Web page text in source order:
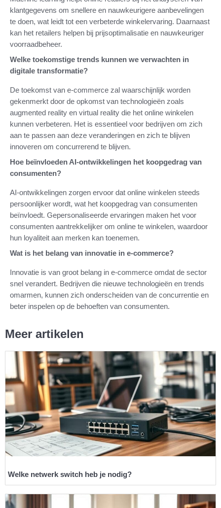
klantgegevens om snellere en nauwkeurigere aanbevelingen
te doen, wat leidt tot een verbeterde winkelervaring. Daarnaast
kan het retailers helpen bij prijsoptimalisatie en nauwkeuriger
voorraadbeheer.
Welke toekomstige trends kunnen we verwachten in
digitale transformatie?
De toekomst van e-commerce zal waarschijnlijk worden
gekenmerkt door de opkomst van technologieën zoals
augmented reality en virtual reality die het online winkelen
kunnen verbeteren. Het is essentieel voor bedrijven om zich
aan te passen aan deze veranderingen en zich te blijven
innoveren om concurrerend te blijven.
Hoe beïnvloeden AI-ontwikkelingen het koopgedrag van
consumenten?
AI-ontwikkelingen zorgen ervoor dat online winkelen steeds
persoonlijker wordt, wat het koopgedrag van consumenten
beïnvloedt. Gepersonaliseerde ervaringen maken het voor
consumenten aantrekkelijker om online te winkelen, waardoor
hun loyaliteit aan merken kan toenemen.
Wat is het belang van innovatie in e-commerce?
Innovatie is van groot belang in e-commerce omdat de sector
snel verandert. Bedrijven die nieuwe technologieën en trends
omarmen, kunnen zich onderscheiden van de concurrentie en
beter inspelen op de behoeften van consumenten.
Meer artikelen
Welke netwerk switch heb je nodig?